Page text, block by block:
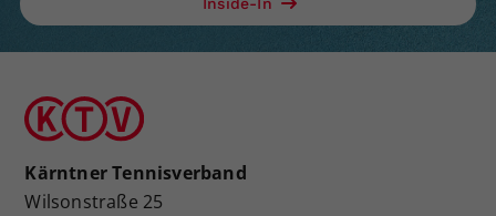
Kärntner Tennisverband
Wilsonstraße 25